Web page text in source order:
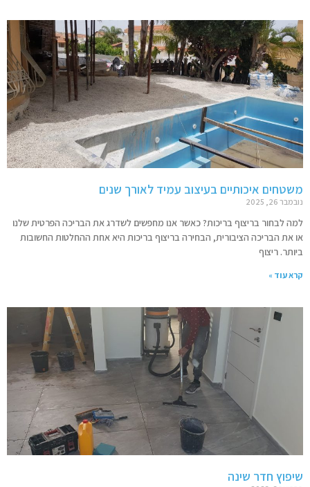
משטחים איכותיים בעיצוב עמיד לאורך שנים
נובמבר 26, 2025
למה לבחור בריצוף בריכות? כאשר אנו מחפשים לשדרג את הבריכה הפרטית שלנו
או את הבריכה הציבורית, הבחירה בריצוף בריכות היא אחת ההחלטות החשובות
ביותר. ריצוף
קרא עוד »
שיפוץ חדר שינה